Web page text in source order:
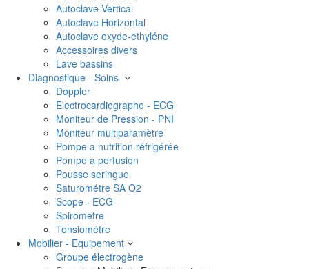
Autoclave Vertical
Autoclave Horizontal
Autoclave oxyde-ethyléne
Accessoires divers
Lave bassins
Diagnostique - Soins
Doppler
Electrocardiographe - ECG
Moniteur de Pression - PNI
Moniteur multiparamètre
Pompe a nutrition réfrigérée
Pompe a perfusion
Pousse seringue
Saturométre SA O2
Scope - ECG
Spirometre
Tensiométre
Mobilier - Equipement
Groupe électrogène